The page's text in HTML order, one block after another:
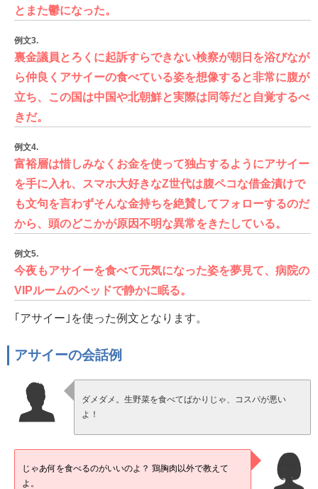
とまた鬱になった。
例文3.
裏金議員とろくに起訴すらできない検察が朝日を浴びなが
ら仲良くアサイーの食べている姿を想像すると非常に腹が
立ち、この国は中国や北朝鮮と実際は同等だと自覚するべ
きだ。
例文4.
富裕層は惜しみなくお金を使って独占するようにアサイー
を手に入れ、スマホ大好きなZ世代は腹ペコな借金漬けで
も文句を言わずそんな金持ちを絶賛してフォローするのだ
から、頭のどこかが原因不明な異常をきたしている。
例文5.
今夜もアサイーを食べて元気になった姿を夢見て、病院の
VIPルームのベッドで静かに眠る。
｢アサイー｣を使った例文となります。
アサイーの会話例
ダメダメ。生野菜を食べてばかりじゃ、コスパが悪い
よ！
じゃあ何を食べるのがいいのよ？ 鶏胸肉以外で教えて
よ。